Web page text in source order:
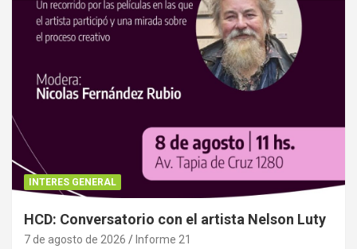
INTERES GENERAL
HCD: Conversatorio con el artista Nelson Luty
7 de agosto de 2026 Informe 21